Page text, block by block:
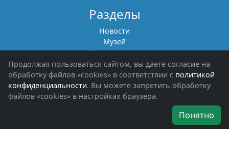
Разделы
Новости
Музей
Книги памяти
Фотоальбомы
Обращения граждан
Помощь участникам СВО и их семьям
Об организации
Наши награды
Продолжая пользоваться сайтом, вы даете согласие на
обработку файлов «cookies» в соответствии с политикой
конфиденциальности. Вы можете запретить обработку
файлов «cookies» в настройках браузера.
Понятно